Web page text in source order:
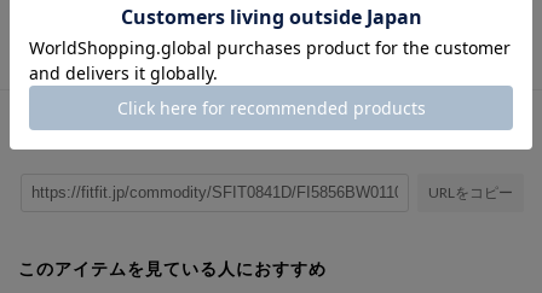
この商品に関するお問い合わせ
URLをコピー
このアイテムを見ている人におすすめ